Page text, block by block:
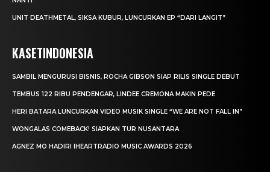
UNIT DEATHMETAL, SIKSA KUBUR, LUNCURKAN EP “DARI LANGIT”
KASETINDONESIA
SAMBIL MENGURUSI BISNIS, ROCHA GIBSON SIAP RILIS SINGLE DEBUT
TEMBUS 122 RIBU PENDENGAR, LINDEE CREMONA MAKIN PEDE
HERI BATARA LUNCURKAN VIDEO MUSIK SINGLE “WE ARE NOT FALL IN”
WONGALAS COMEBACK! SIAPKAN TUR NUSANTARA
AGNEZ MO HADIRI IHEARTRADIO MUSIC AWARDS 2026